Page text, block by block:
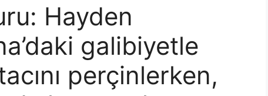
Hayden
galibiyetle
perçinlerken,